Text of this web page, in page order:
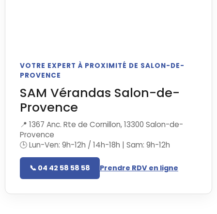
VOTRE EXPERT À PROXIMITÉ DE SALON-DE-
PROVENCE
SAM Vérandas Salon-de-
Provence
📍 1367 Anc. Rte de Cornillon, 13300 Salon-de-
Provence
🕒 Lun-Ven: 9h-12h / 14h-18h | Sam: 9h-12h
📞 04 42 58 58 58 Prendre RDV en ligne